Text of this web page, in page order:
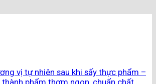
vị tự nhiên sau khi sấy thực phẩm –
phẩm thơm ngon, chuẩn chất